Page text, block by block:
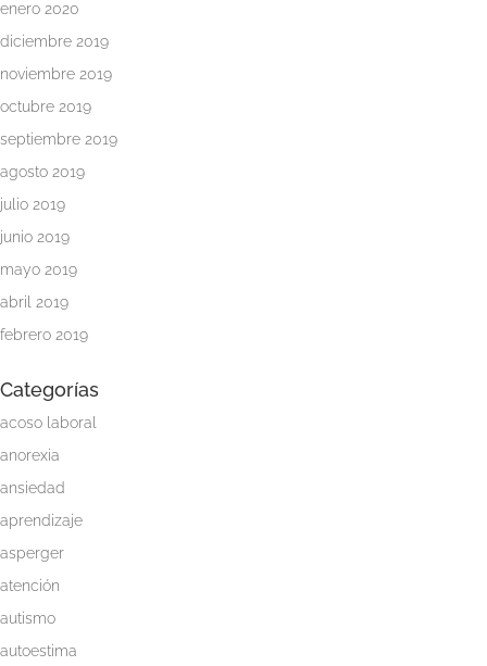
Inicio
Tarifas
psicólogos
enero 2020
diciembre 2019
noviembre 2019
octubre 2019
septiembre 2019
agosto 2019
julio 2019
junio 2019
mayo 2019
abril 2019
febrero 2019
Categorías
acoso laboral
anorexia
ansiedad
aprendizaje
asperger
atención
autismo
autoestima